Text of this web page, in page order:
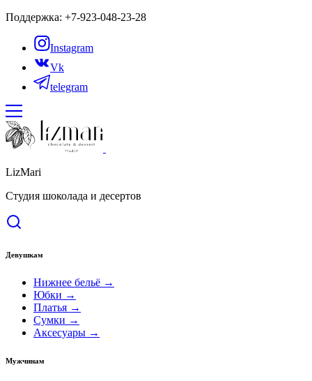
Поддержка: +7-923-048-23-28
Instagram
Vk
telegram
LizMari
Студия шоколада и десертов
Девушкам
Нижнее бельё →
Юбки →
Платья →
Сумки →
Аксесуары →
Мужчинам